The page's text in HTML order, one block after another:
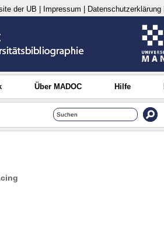
der UB Impressum Datenschutzerklärung
Über MADOC Hilfe